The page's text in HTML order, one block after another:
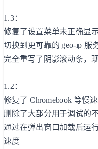
1.3：
修复了设置菜单未正确显
切换到更可靠的 geo-ip 服
完全重写了阴影滚动条，
1.2：
修复了 Chromebook 等慢
删除了大部分用于调试的
通过在弹出窗口加载后运
速度